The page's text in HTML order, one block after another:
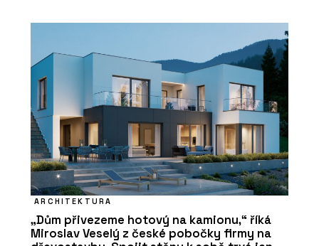
ARCHITEKTURA
„Dům přivezeme hotový na kamionu,“ říká
Miroslav Veselý z české pobočky firmy na